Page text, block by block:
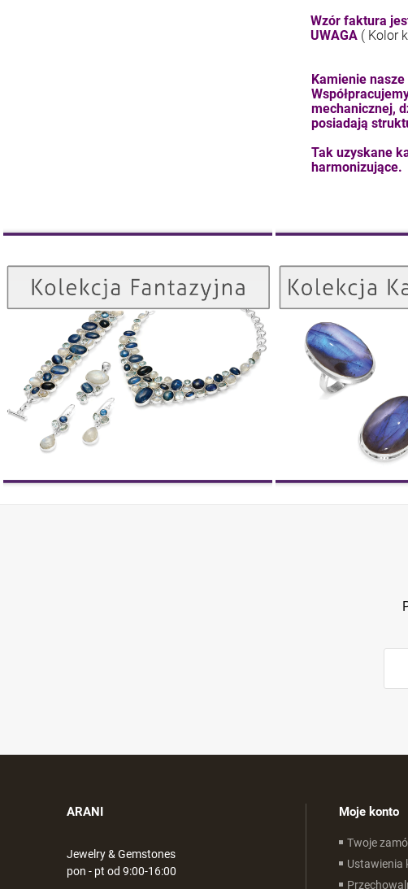
Wzór faktura
UWAGA ( Kolor
Kamienie
mechanicznej,
posiadają
Tak uzyskane
harmonizujące.
Kolekcja Fantazyjna
ZOBACZ
ARANI
Jewelry & Gemstones
pon - pt od 9:00-16:00
Moje konto
Twoje
Ustawienia